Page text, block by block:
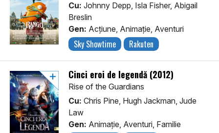
Cu: Johnny Depp, Isla Fisher, Abigail
Breslin
Gen: Acţiune, Animaţie, Aventuri
Sky Showtime Rakuten
Cinci eroi de legendă (2012)
Rise of the Guardians
Cu: Chris Pine, Hugh Jackman, Jude
Law
Gen: Animaţie, Aventuri, Familie